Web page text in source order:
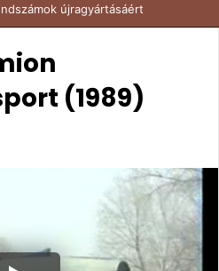
újragyártásáért
(1989)